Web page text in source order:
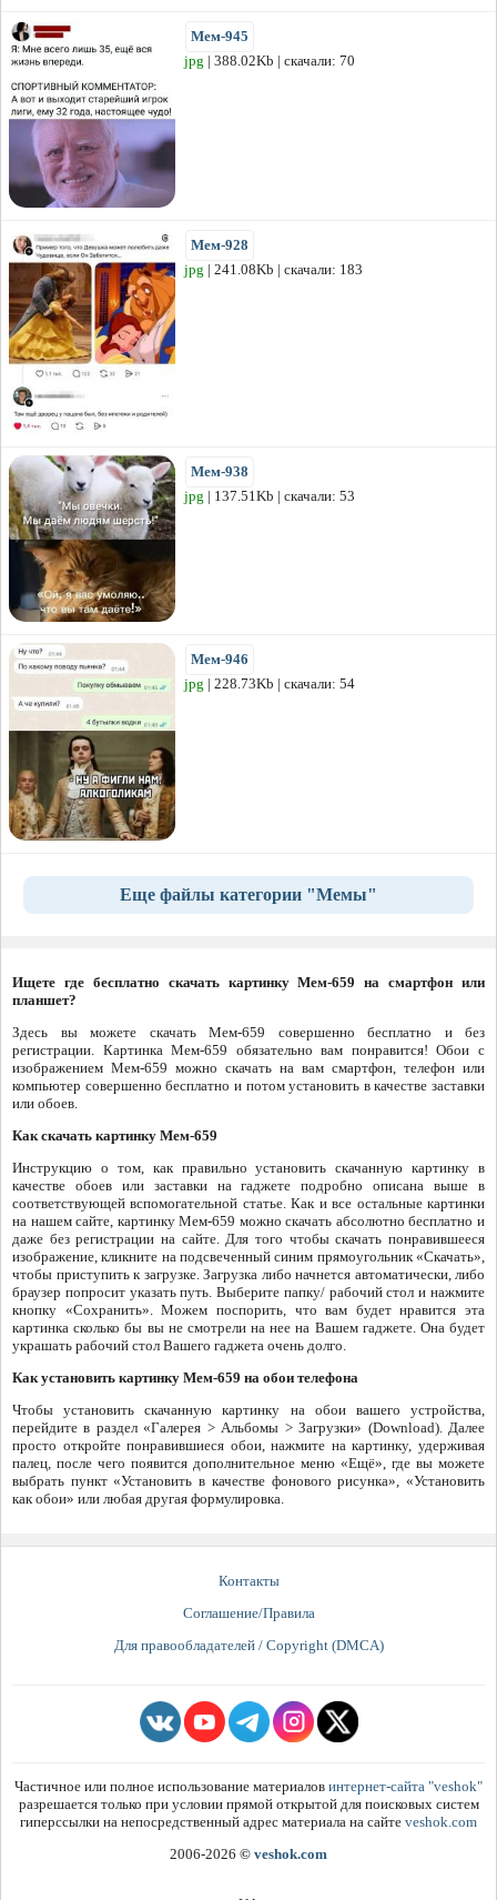
Мем-945
jpg | 388.02Kb | скачали: 70
Мем-928
jpg | 241.08Kb | скачали: 183
Мем-938
jpg | 137.51Kb | скачали: 53
Мем-946
jpg | 228.73Kb | скачали: 54
Еще файлы категории "Мемы"
Ищете где бесплатно скачать картинку Мем-659 на смартфон или
планшет?
Здесь вы можете скачать Мем-659 совершенно бесплатно и без
регистрации. Картинка Мем-659 обязательно вам понравится! Обои с
изображением Мем-659 можно скачать на вам смартфон, телефон или
компьютер совершенно бесплатно и потом установить в качестве заставки
или обоев.
Как скачать картинку Мем-659
Инструкцию о том, как правильно установить скачанную картинку в
качестве обоев или заставки на гаджете подробно описана выше в
соответствующей вспомогательной статье. Как и все остальные картинки
на нашем сайте, картинку Мем-659 можно скачать абсолютно бесплатно и
даже без регистрации на сайте. Для того чтобы скачать понравившееся
изображение, кликните на подсвеченный синим прямоугольник «Скачать»,
чтобы приступить к загрузке. Загрузка либо начнется автоматически, либо
браузер попросит указать путь. Выберите папку/ рабочий стол и нажмите
кнопку «Сохранить». Можем поспорить, что вам будет нравится эта
картинка сколько бы вы не смотрели на нее на Вашем гаджете. Она будет
украшать рабочий стол Вашего гаджета очень долго.
Как установить картинку Мем-659 на обои телефона
Чтобы установить скачанную картинку на обои вашего устройства,
перейдите в раздел «Галерея > Альбомы > Загрузки» (Download). Далее
просто откройте понравившиеся обои, нажмите на картинку, удерживая
палец, после чего появится дополнительное меню «Ещё», где вы можете
выбрать пункт «Установить в качестве фонового рисунка», «Установить
как обои» или любая другая формулировка.
Контакты
Соглашение/Правила
Для правообладателей / Copyright (DMCA)
Частичное или полное использование материалов интернет-сайта "veshok"
разрешается только при условии прямой открытой для поисковых систем
гиперссылки на непосредственный адрес материала на сайте veshok.com
2006-2026 © veshok.com